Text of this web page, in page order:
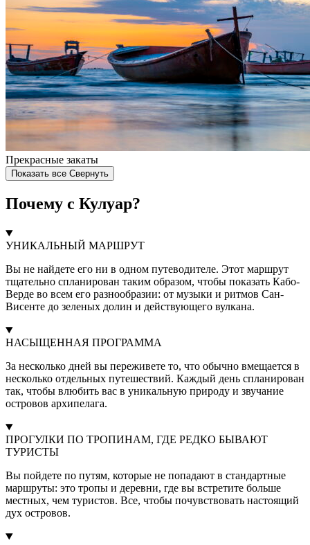
Прекрасные закаты
Показать все Свернуть
Почему с Кулуар?
УНИКАЛЬНЫЙ МАРШРУТ
Вы не найдете его ни в одном путеводителе. Этот маршрут
тщательно спланирован таким образом, чтобы показать Кабо-
Верде во всем его разнообразии: от музыки и ритмов Сан-
Висенте до зеленых долин и действующего вулкана.
НАСЫЩЕННАЯ ПРОГРАММА
За несколько дней вы переживете то, что обычно вмещается в
несколько отдельных путешествий. Каждый день спланирован
так, чтобы влюбить вас в уникальную природу и звучание
островов архипелага.
ПРОГУЛКИ ПО ТРОПИНАМ, ГДЕ РЕДКО БЫВАЮТ
ТУРИСТЫ
Вы пойдете по путям, которые не попадают в стандартные
маршруты: это тропы и деревни, где вы встретите больше
местных, чем туристов. Все, чтобы почувствовать настоящий
дух островов.